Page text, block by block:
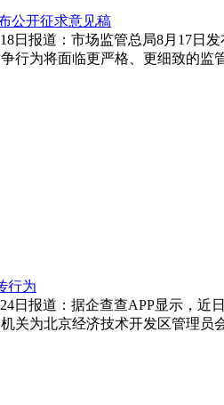
公开征求意见稿
日报道：市场监管总局8月17日
行为将面临更严格、更细致的
行为
日报道：据企查查APP显示，
关为北京经济技术开发区管理